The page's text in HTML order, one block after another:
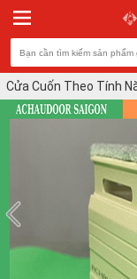
Cửa Cuốn Theo Tính